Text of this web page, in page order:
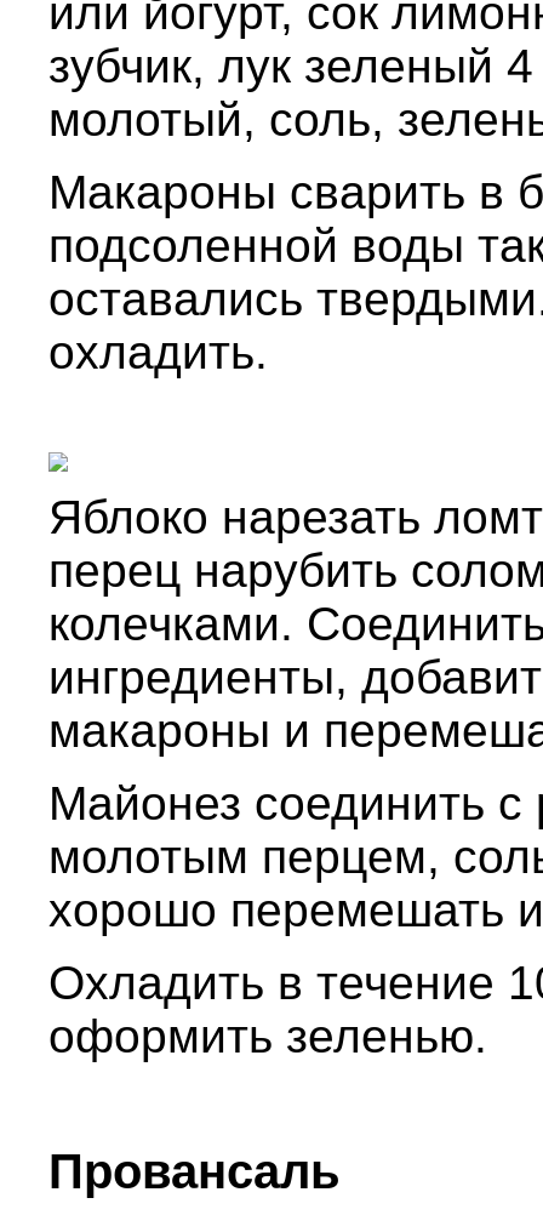
или йогурт, сок
зубчик, лук зеленый
молотый, соль,
Макароны сварить в
подсоленной воды
оставались
охладить.
Яблоко нарезать
перец нарубить
колечками.
ингредиенты,
макароны и
Майонез соединить
молотым перцем,
хорошо перемешать
Охладить в течение
оформить зеленью.
Провансаль